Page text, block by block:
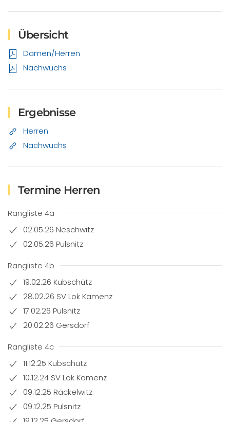
Übersicht
Damen/Herren
Nachwuchs
Ergebnisse
Herren
Nachwuchs
Termine Herren
Rangliste 4a
02.05.26 Neschwitz
02.05.26 Pulsnitz
Rangliste 4b
19.02.26 Kubschütz
28.02.26 SV Lok Kamenz
17.02.26 Pulsnitz
20.02.26 Gersdorf
Rangliste 4c
11.12.25 Kubschütz
10.12.24 SV Lok Kamenz
09.12.25 Räckelwitz
09.12.25 Pulsnitz